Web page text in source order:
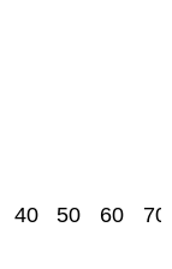
40 50 60 70